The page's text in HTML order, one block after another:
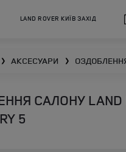
LAND ROVER КИЇВ ЗАХІД
❯ АКСЕСУАРИ ❯
САЛОНУ LAND
5